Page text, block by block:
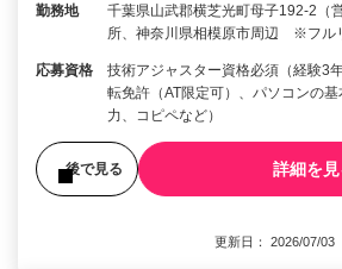
勤務地
千葉県山武郡横芝光町母子192-2（
所、神奈川県相模原市周辺 ※フル
応募資格
技術アジャスター資格必須（経験3
転免許（AT限定可）、パソコンの
力、コピペなど）
後で見る 詳細を見
更新日： 2026/07/